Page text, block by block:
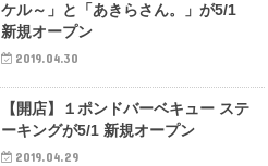
ケル～」と「あきらさん。」が5/1
新規オープン
2019.04.30
【開店】１ポンドバーベキュー ステ
ーキングが5/1 新規オープン
2019.04.29